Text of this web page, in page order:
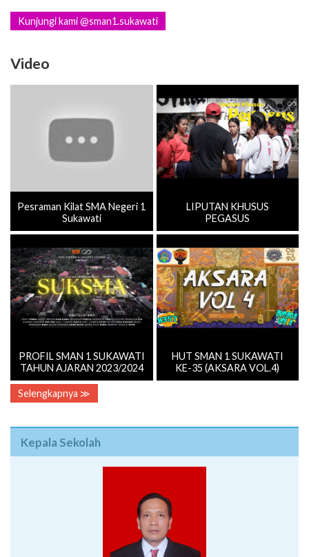
Kunjungi kami @sman1.sukawati
Video
Pesraman Kilat SMA Negeri 1
Sukawati
LIPUTAN KHUSUS
PEGASUS
PROFIL SMAN 1 SUKAWATI
TAHUN AJARAN 2023/2024
HUT SMAN 1 SUKAWATI
KE-35 (AKSARA VOL.4)
Selengkapnya ≫
Kepala Sekolah